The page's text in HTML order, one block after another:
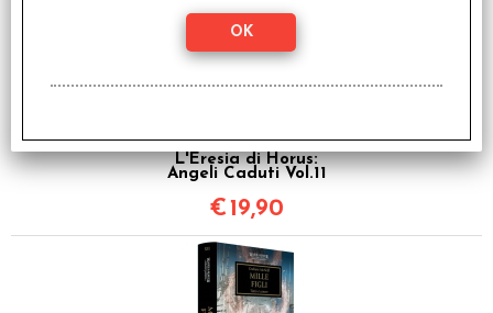
Warhammer 40.000 -
L'Eresia di Horus:
Angeli Caduti Vol.11
€ 19,90